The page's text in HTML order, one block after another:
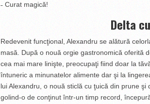
­­˗ Curat magică!
Delta
Redevenit funcţional, Alexandru se alătură
masă. După o nouă orgie gastronomică oferită
cea mai mare linişte, preocupaţi fiind doar la
întuneric a minunatelor alimente dar şi la
lui Alexandru, o nouă sticlă cu ţuică din prune
golind-o de conţinut într-un timp record,